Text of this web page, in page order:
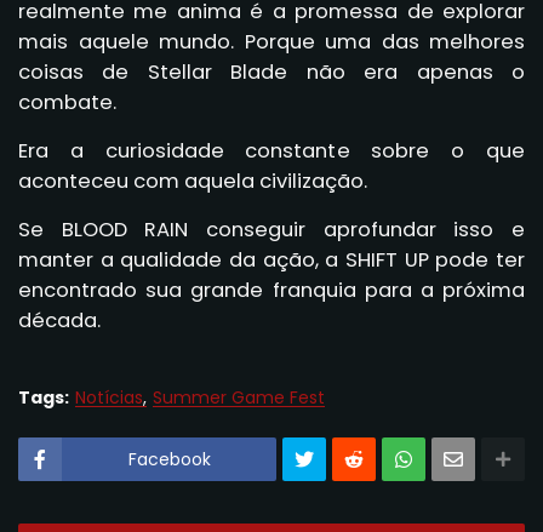
realmente me anima é a promessa de explorar
mais aquele mundo. Porque uma das melhores
coisas de Stellar Blade não era apenas o
combate.
Era a curiosidade constante sobre o que
aconteceu com aquela civilização.
Se BLOOD RAIN conseguir aprofundar isso e
manter a qualidade da ação, a SHIFT UP pode ter
encontrado sua grande franquia para a próxima
década.
Tags: Notícias Summer Game Fest
Facebook